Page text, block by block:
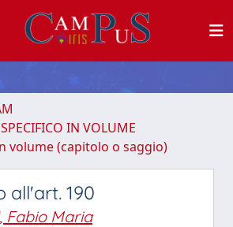
IN VOLUME
volume (capitolo o saggio)
all'art. 190
Fabio Maria